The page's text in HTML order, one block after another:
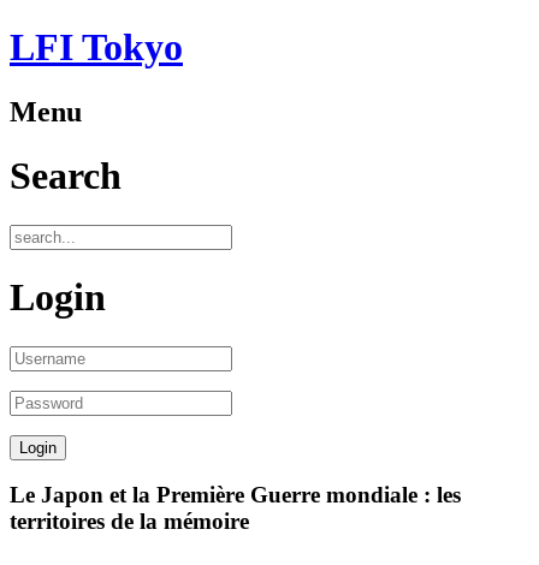
LFI Tokyo
Menu
Search
Login
Le Japon et la Première Guerre mondiale : les
territoires de la mémoire